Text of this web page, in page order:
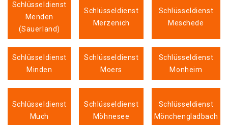
Schlüsseldienst
Menden
(Sauerland)
Schlüsseldienst
Merzenich
Schlüsseldienst
Meschede
Schlüsseldienst
Minden
Schlüsseldienst
Moers
Schlüsseldienst
Monheim
Schlüsseldienst
Much
Schlüsseldienst
Möhnesee
Schlüsseldienst
Mönchengladbach